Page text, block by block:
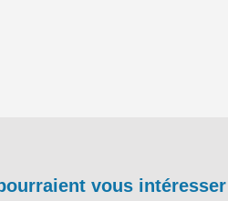
vous intéresser